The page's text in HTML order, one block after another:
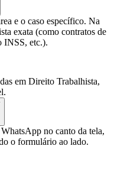
e o caso específico. Na
exata (como contratos de
INSS, etc.).
em Direito Trabalhista,
no canto da tela,
o formulário ao lado.